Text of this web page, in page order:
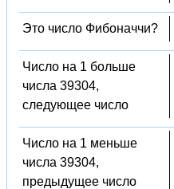
Это число Фибоначчи?
Число на 1 больше
числа 39304,
следующее число
Число на 1 меньше
числа 39304,
предыдущее число